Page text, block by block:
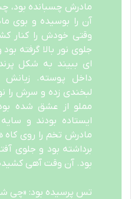
مادرش چسبانده بود،
آن را بوسیده و بوی
وقتی خودش را کنار
جلوی نور بالا گرفته
ای ببیند به شکل
داخل پوسته. زبانش
لبخندی زده و سرش را
مملو از عشق شده
ایستاده بودند و
مادرش تخم را روی کاه
برداشته بود و جلوی
بود. آن وقت آهی
تس پرسیده بود: «چی